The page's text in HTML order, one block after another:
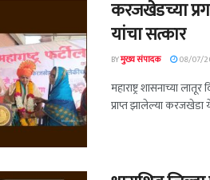
करजखेडच्या
यांचा सत्कार
BYमुख्य संपादक 08/07/
महाराष्ट्र शासनाच्या
प्राप्त झालेल्या